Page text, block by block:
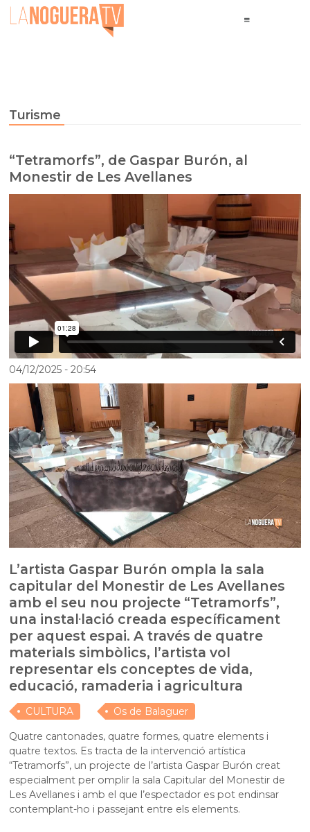
Turisme
“Tetramorfs”, de Gaspar Burón, al
Monestir de Les Avellanes
04/12/2025- 20:54
L’artista Gaspar Burón ompla la sala
capitular del Monestir de Les Avellanes
amb el seu nou projecte “Tetramorfs”,
una instal·lació creada específicament
per aquest espai. A través de quatre
materials simbòlics, l’artista vol
representar els conceptes de vida,
educació, ramaderia i agricultura
CULTURA
Os de Balaguer
Quatre cantonades, quatre formes, quatre elements i
quatre textos. Es tracta de la intervenció artística
“Tetramorfs”, un projecte de l’artista Gaspar Burón creat
especialment per omplir la sala Capitular del Monestir de
Les Avellanes i amb el que l’espectador es pot endinsar
contemplant-ho i passejant entre els elements.